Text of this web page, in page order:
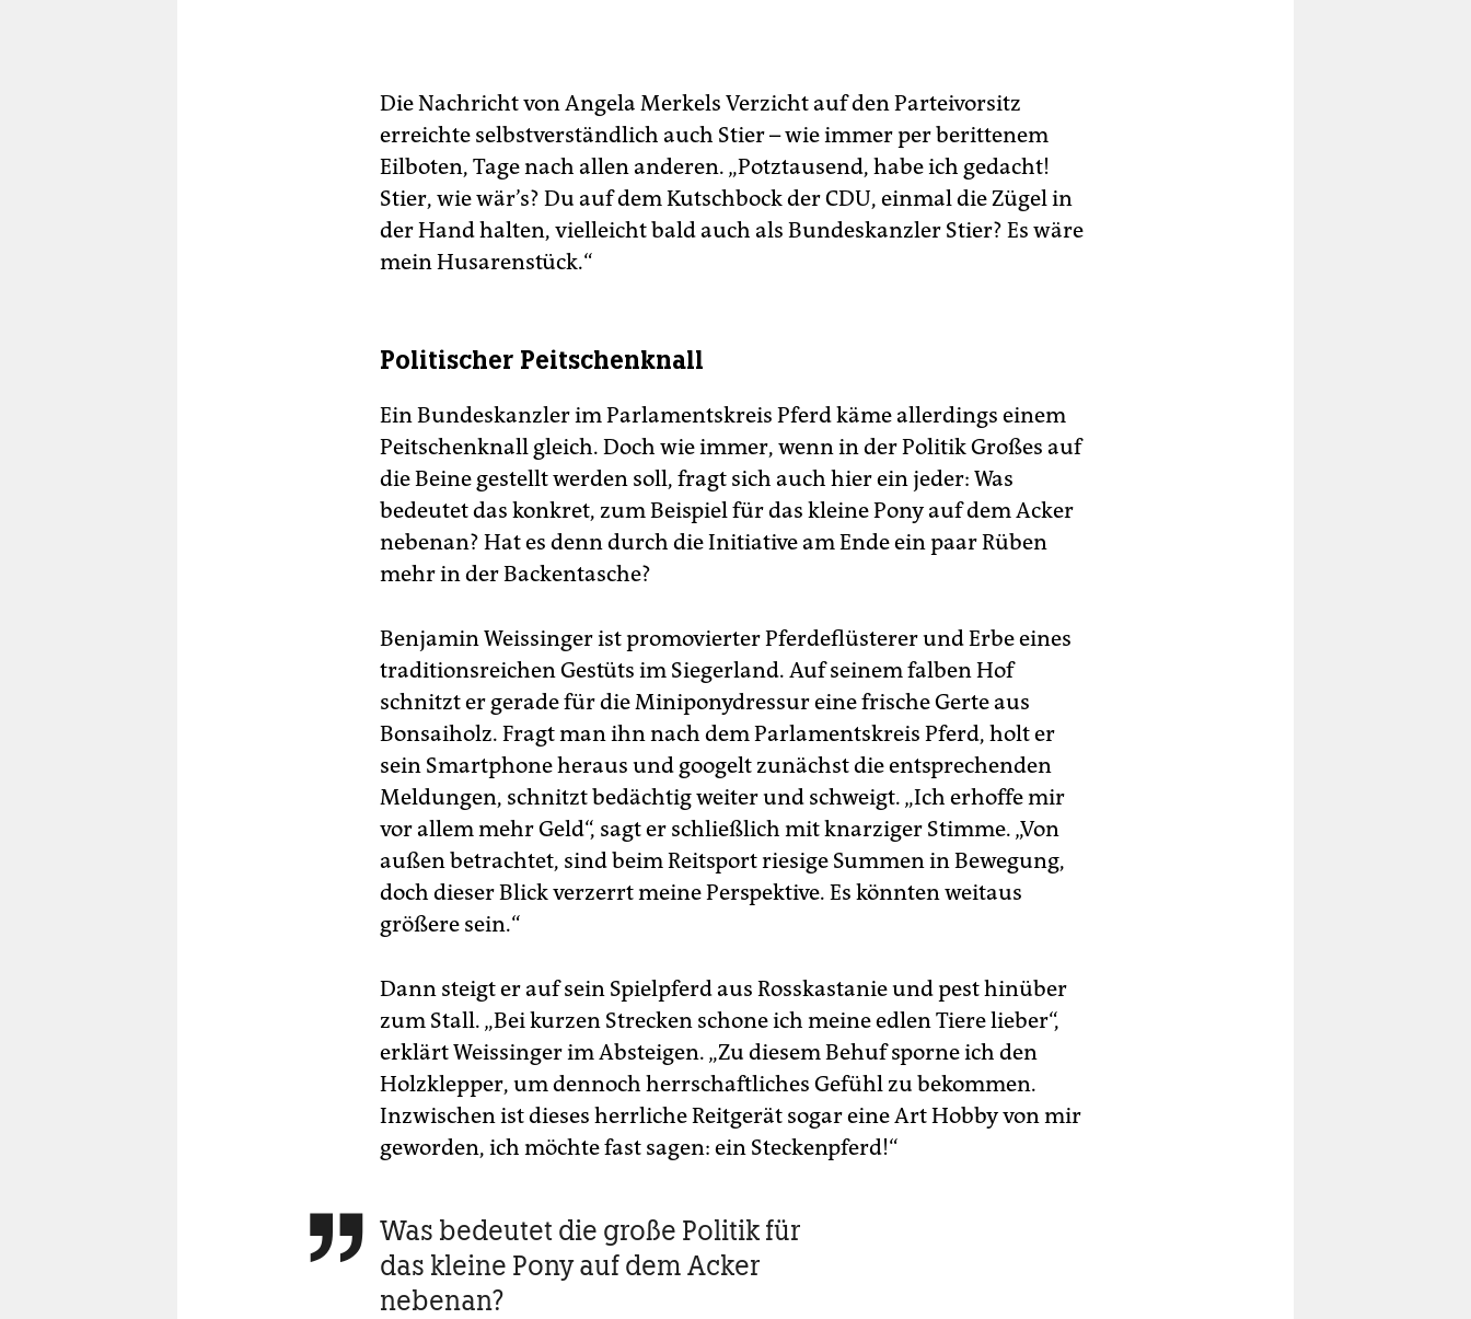
Die Nachricht von Angela Merkels Verzicht auf den Parteivorsitz
erreichte selbstverständlich auch Stier – wie immer per berittenem
Eilboten, Tage nach allen anderen. „Potztausend, habe ich gedacht!
Stier, wie wär’s? Du auf dem Kutschbock der CDU, einmal die Zügel in
der Hand halten, vielleicht bald auch als Bundeskanzler Stier? Es wäre
mein Husarenstück.“
Politischer Peitschenknall
Ein Bundeskanzler im Parlamentskreis Pferd käme allerdings einem
Peitschenknall gleich. Doch wie immer, wenn in der Politik Großes auf
die Beine gestellt werden soll, fragt sich auch hier ein jeder: Was
bedeutet das konkret, zum Beispiel für das kleine Pony auf dem Acker
nebenan? Hat es denn durch die Initiative am Ende ein paar Rüben
mehr in der Backentasche?
Benjamin Weissinger ist promovierter Pferdeflüsterer und Erbe eines
traditionsreichen Gestüts im Siegerland. Auf seinem falben Hof
schnitzt er gerade für die Miniponydressur eine frische Gerte aus
Bonsaiholz. Fragt man ihn nach dem Parlamentskreis Pferd, holt er
sein Smartphone heraus und googelt zunächst die entsprechenden
Meldungen, schnitzt bedächtig weiter und schweigt. „Ich erhoffe mir
vor allem mehr Geld“, sagt er schließlich mit knarziger Stimme. „Von
außen betrachtet, sind beim Reitsport riesige Summen in Bewegung,
doch dieser Blick verzerrt meine Perspektive. Es könnten weitaus
größere sein.“
Dann steigt er auf sein Spielpferd aus Rosskastanie und pest hinüber
zum Stall. „Bei kurzen Strecken schone ich meine edlen Tiere lieber“,
erklärt Weissinger im Absteigen. „Zu diesem Behuf sporne ich den
Holzklepper, um dennoch herrschaftliches Gefühl zu bekommen.
Inzwischen ist dieses herrliche Reitgerät sogar eine Art Hobby von mir
geworden, ich möchte fast sagen: ein Steckenpferd!“
 Was bedeutet die große Politik für
das kleine Pony auf dem Acker
nebenan?